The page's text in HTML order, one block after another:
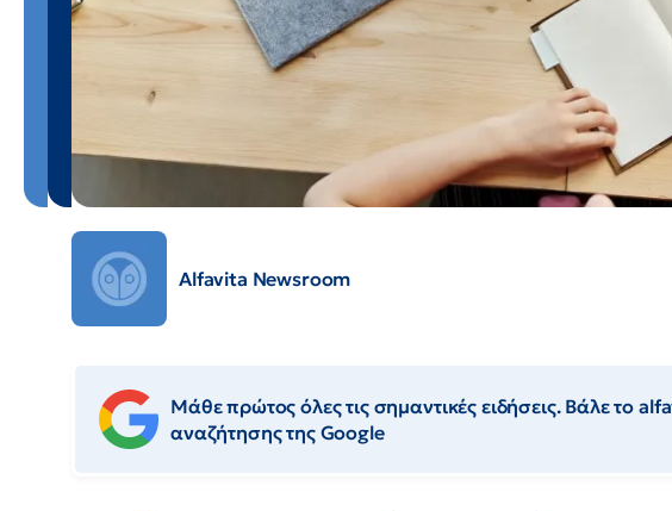
Alfavita Newsroom
Μάθε πρώτος όλες τις σημαντικές ειδήσεις. Βάλε το
αναζήτησης της Google